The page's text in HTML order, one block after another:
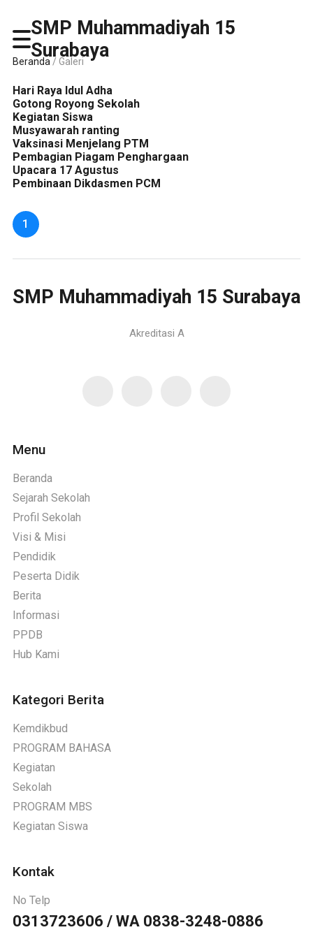
SMP Muhammadiyah 15
Surabaya
Beranda / Galeri
Hari Raya Idul Adha
Gotong Royong Sekolah
Kegiatan Siswa
Musyawarah ranting
Vaksinasi Menjelang PTM
Pembagian Piagam Penghargaan
Upacara 17 Agustus
Pembinaan Dikdasmen PCM
1
SMP Muhammadiyah 15 Surabaya
Akreditasi A
Menu
Beranda
Sejarah Sekolah
Profil Sekolah
Visi & Misi
Pendidik
Peserta Didik
Berita
Informasi
PPDB
Hub Kami
Kategori Berita
Kemdikbud
PROGRAM BAHASA
Kegiatan
Sekolah
PROGRAM MBS
Kegiatan Siswa
Kontak
No Telp
0313723606 / WA 0838-3248-0886